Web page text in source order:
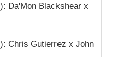
Da'Mon Blackshear x
Chris Gutierrez x John